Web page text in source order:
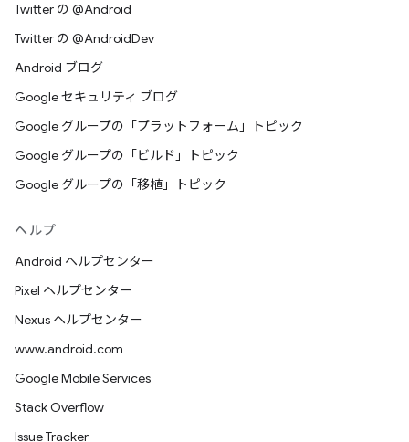
Twitter の @Android
Twitter の @AndroidDev
Android ブログ
Google セキュリティ ブログ
Google グループの「プラットフォーム」トピック
Google グループの「ビルド」トピック
Google グループの「移植」トピック
ヘルプ
Android ヘルプセンター
Pixel ヘルプセンター
Nexus ヘルプセンター
www.android.com
Google Mobile Services
Stack Overflow
Issue Tracker